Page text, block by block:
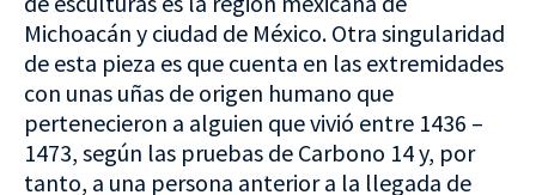
Michoacán y ciudad de México. Otra singularidad
de esta pieza es que cuenta en las extremidades
con unas uñas de origen humano que
pertenecieron a alguien que vivió entre 1436 –
1473, según las pruebas de Carbono 14 y, por
tanto, a una persona anterior a la llegada de